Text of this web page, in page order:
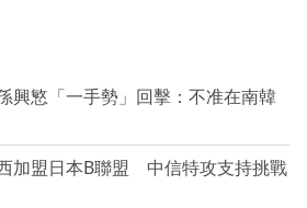
慜「一手勢」回擊：不准在南韓
加盟日本B聯盟 中信特攻支持挑戰